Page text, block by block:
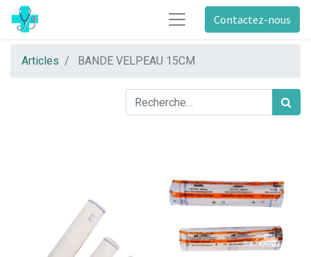
Contactez-nous
Articles BANDE VELPEAU 15CM